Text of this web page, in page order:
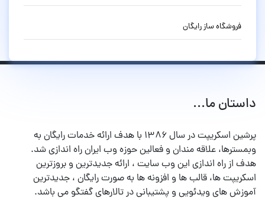
فروشگاه ساز رایگان
داستان ما...
پرشین اسکریپت در سال ۱۳۸۶ با هدف ارائه خدمات رایگان به
وبمسترها، علاقه مندان و فعالین حوزه وب ایران راه اندازی شد.
هدف از راه اندازی این وب سایت ، ارائه جدیدترین و بروزترین
اسکریپت ها، قالب ها و افزونه ها به صورت رایگان ، جدیدترین
آموزش های ویدئویی و پشتیبانی در تالارهای گفتگو می باشد.